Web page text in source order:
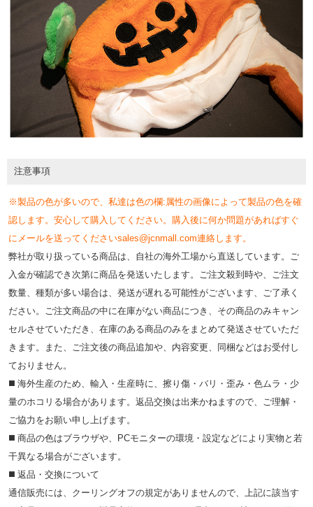
注意事項
※製品の色が多いので、私達は色の欄:属性の画像によって製品の色を確
認します。安心して購入してください。購入後に何か問題があればすぐ
にメールを送ってくださいsales@jcnmall.com連絡します。
弊社が取り扱っている商品は、自社の海外工場から直送しています。ご
入金が確認でき次第に商品を発送いたします。ご注文殺到時や、ご注文
数量、種類が多い場合は、発送が遅れる可能性がございます、ご了承く
ださい。ご注文商品の中に在庫がない商品につき、その商品のみキャン
セルさせていただき、在庫のある商品のみをまとめて発送させていただ
きます。また、ご注文後の商品追加や、内容変更、同梱などはお受付し
ておりません。
◼️ 海外⽣産のため、輸⼊・⽣産時に、擦り傷・バリ・歪み・色ムラ・少
量のホコリる場合があります。返品交換は出来かねますので、ご理解・
ご協⼒をお願い申し上げます。
◼️ 商品の⾊はブラウザや、PCモニターの環境・設定などにより実物と若
⼲異なる場合がございます。
◼️ 返品・交換について
通信販売には、クーリングオフの規定がありませんので、上記に該当す